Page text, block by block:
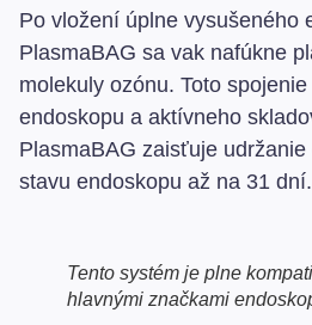
Po vložení úplne vysušeného
PlasmaBAG sa vak nafúkne
molekuly ozónu. Toto
endoskopu a aktívneho
PlasmaBAG zaisťuje
stavu endoskopu až na 31 dní.
Tento systém je plne
hlavnými značkami